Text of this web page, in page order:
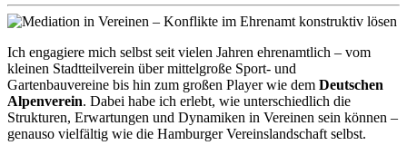
Ich engagiere mich selbst seit vielen Jahren ehrenamtlich – vom
kleinen Stadtteilverein über mittelgroße Sport- und
Gartenbauvereine bis hin zum großen Player wie dem Deutschen
Alpenverein. Dabei habe ich erlebt, wie unterschiedlich die
Strukturen, Erwartungen und Dynamiken in Vereinen sein können –
genauso vielfältig wie die Hamburger Vereinslandschaft selbst.